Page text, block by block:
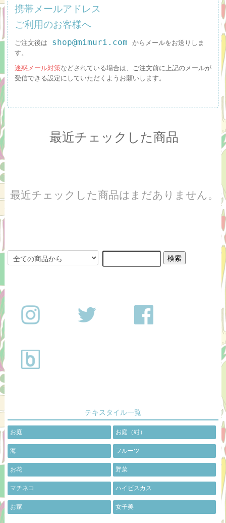
携帯メールアドレス
ご利用のお客様へ
ご注文後は shop@mimuri.com
からメールをお送りしま
す。
迷惑メール対策などされている場合は、ご注文前に上記のメールが
受信できる設定にしていただくようお願いします。
最近チェックした商品
最近チェックした商品はまだありません。
テキスタイル一覧
お庭 お庭（紺）
海 フルーツ
お花 野菜
マチネコ ハイビスカス
お家 女子美